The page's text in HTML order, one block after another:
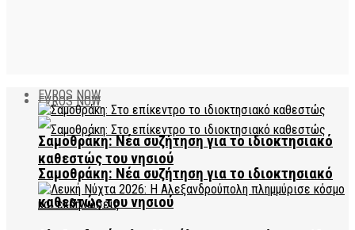
EVROS NOW
Σαμοθράκη: Νέα συζήτηση για το ιδιοκτησιακό
καθεστώς του νησιού
EVROS NOW
Σαμοθράκη: Νέα συζήτηση για το ιδιοκτησιακό
καθεστώς του νησιού